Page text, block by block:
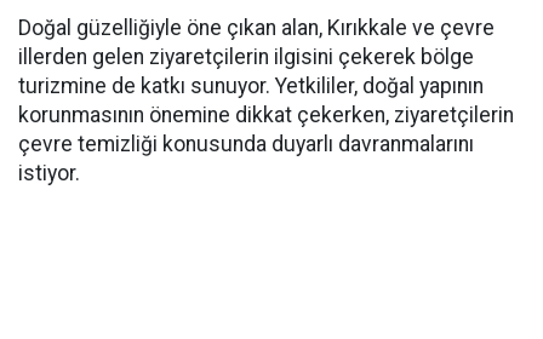
Doğal güzelliğiyle öne çıkan alan, Kırıkkale ve çevre
illerden gelen ziyaretçilerin ilgisini çekerek bölge
turizmine de katkı sunuyor. Yetkililer, doğal yapının
korunmasının önemine dikkat çekerken, ziyaretçilerin
çevre temizliği konusunda duyarlı davranmalarını
istiyor.